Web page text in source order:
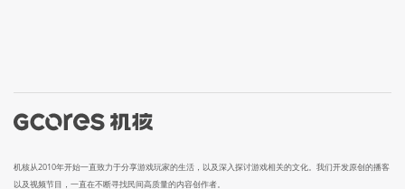
机核从2010年开始一直致力于分享游戏玩家的生活，以及深入探讨游戏相关的文化。我们开发原创的播客
以及视频节目，一直在不断寻找民间高质量的内容创作者。